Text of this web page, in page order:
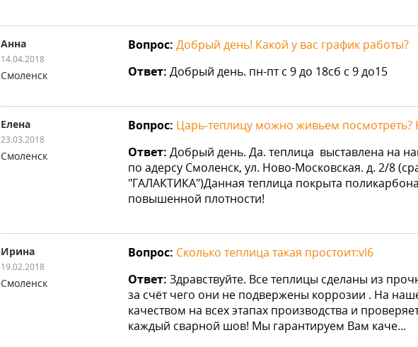
Анна
14.04.2018
Смоленск
Вопрос: Добрый день! Какой у вас график работы?
Ответ: Добрый день. пн-пт с 9 до 18сб с 9 до15
Елена
23.03.2018
Смоленск
Вопрос: Царь-теплицу можно живьем посмотреть?
Ответ: Добрый день. Да. теплица выставлена на
по адерсу Смоленск, ул. Ново-Московская. д. 2/8
"ГАЛАКТИКА")Данная теплица покрыта
повышенной плотности!
Ирина
19.02.2018
Смоленск
Вопрос: Сколько теплица такая простоит:vl6
Ответ: Здравствуйте. Все теплицы сделаны из
за счёт чего они не подвержены коррозии . На
качеством на всех этапах производства и
каждый сварной шов! Мы гарантируем Вам каче...